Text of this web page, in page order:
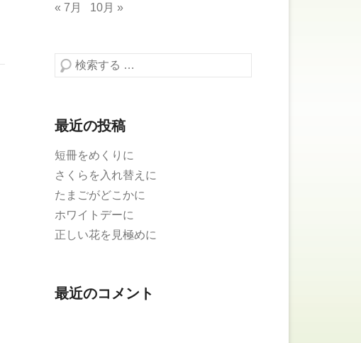
« 7月 10月 »
検索する
最近の投稿
短冊をめくりに
さくらを入れ替えに
たまごがどこかに
ホワイトデーに
正しい花を見極めに
最近のコメント